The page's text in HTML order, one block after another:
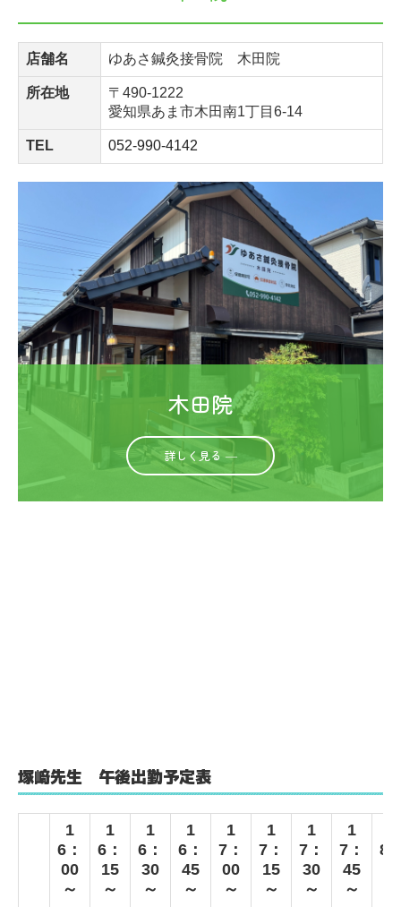
店舗名 ゆあさ鍼灸接骨院 木田院
所在地
〒490-1222
愛知県あま市木田南1丁目6-14
TEL 052-990-4142
木田院
詳しく見る ―
塚﨑先生 午後出勤予定表
1
6：
00
～
1
6：
15
～
1
6：
30
～
1
6：
45
～
1
7：
00
～
1
7：
15
～
1
7：
30
～
1
7：
45
～
8